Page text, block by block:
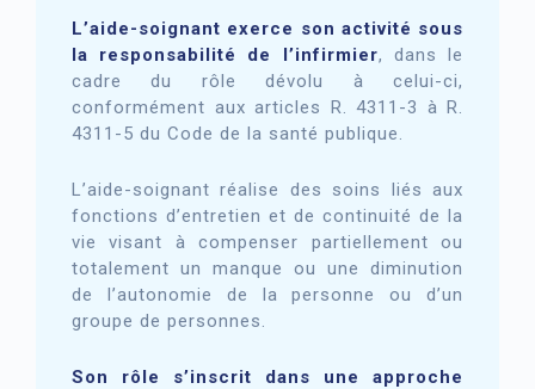
L’aide-soignant exerce son activité sous
la responsabilité de l’infirmier, dans le
cadre du rôle dévolu à celui-ci,
conformément aux articles R. 4311-3 à R.
4311-5 du Code de la santé publique.
L’aide-soignant réalise des soins liés aux
fonctions d’entretien et de continuité de la
vie visant à compenser partiellement ou
totalement un manque ou une diminution
de l’autonomie de la personne ou d’un
groupe de personnes.
Son rôle s’inscrit dans une approche